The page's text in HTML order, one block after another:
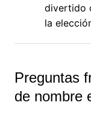
divertido
la
Preguntas
de nombre